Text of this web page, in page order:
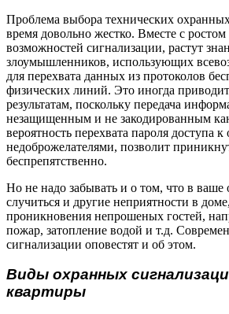
Проблема выбора технических
время довольно жестко. Вместе с
возможностей сигнализации, растут
злоумышленников, использующих
для перехвата данных из протоколов
физических линий. Это иногда
результатам, поскольку передача
незащищенным и не закодированным
вероятность перехвата пароля доступа
недоброжелателями, позволит
беспрепятственно.
Но не надо забывать и о том, что в ваше
случиться и другие неприятности в
проникновения непрошеных гостей,
пожар, затопление водой и т.д.
сигнализации оповестят и об этом.
Виды охранных
квартиры